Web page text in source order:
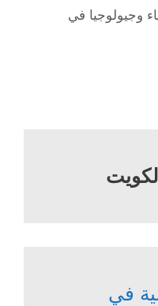
وجيولوجيا في
في